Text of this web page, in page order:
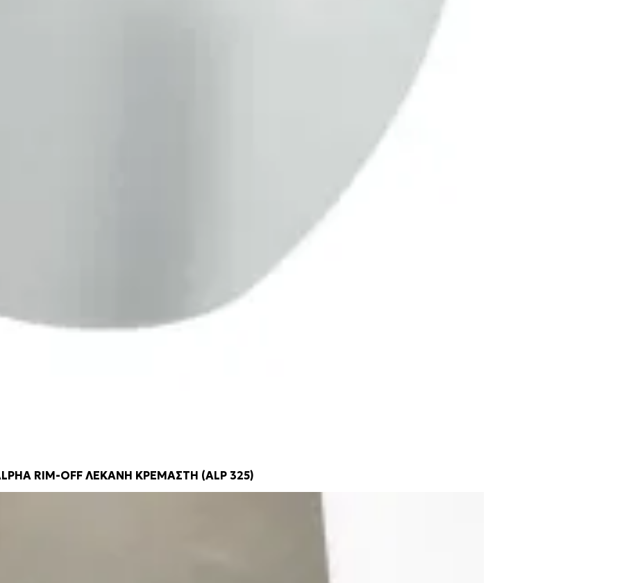
RIM-OFF ΛΕΚΑΝΗ ΚΡΕΜΑΣΤΗ (ALP 325)